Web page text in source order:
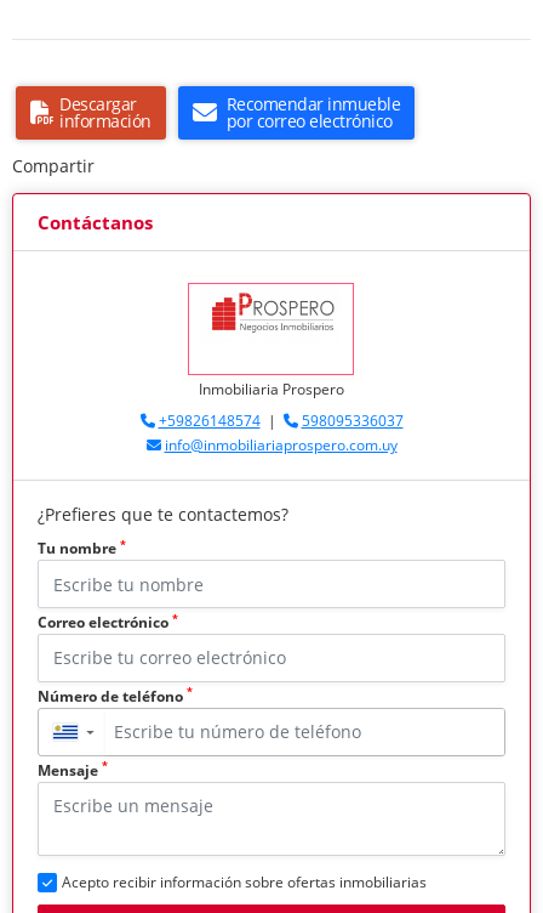
Descargar
información
Recomendar inmueble
por correo electrónico
Compartir
Contáctanos
Inmobiliaria Prospero
+59826148574|
598095336037
info@inmobiliariaprospero.com.uy
¿Prefieres que te contactemos?
Tu nombre *
Correo electrónico *
Número de teléfono *
▼
Mensaje *
Acepto recibir información sobre ofertas inmobiliarias